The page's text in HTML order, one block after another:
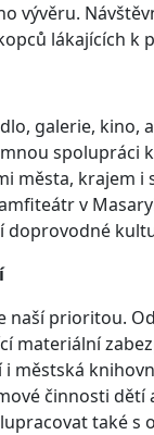
vývěru.
lákajících k
galerie, kino,
spolupráci
města, krajem i
v
doprovodné
naší prioritou.
materiální
i městská
činnosti dětí
také s